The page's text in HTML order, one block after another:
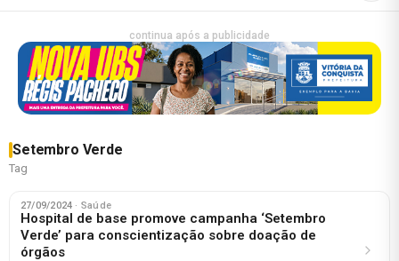
continua após a publicidade
Setembro Verde
Tag
27/09/2024 · Saúde
Hospital de base promove campanha ‘Setembro
Verde’ para conscientização sobre doação de
órgãos